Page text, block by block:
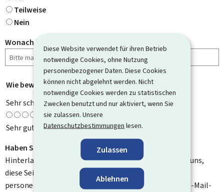
Diese Website verwendet für ihren Betrieb
notwendige Cookies, ohne Nutzung
personenbezogener Daten. Diese Cookies
können nicht abgelehnt werden. Nicht
notwendige Cookies werden zu statistischen
Zwecken benutzt und nur aktiviert, wenn Sie
sie zulassen. Unsere
Datenschutzbestimmungen lesen.
Zulassen
Ablehnen
Teilweise
Nein
Wonach haben Sie gesucht?
Wie bewerten Sie diese Seite? *
Sehr schlecht
Sehr gut
Haben Sie Verbesserungsvorschläge?
Hinterlassen Sie uns einen Kommentar und helfen Sie uns,
diese Seite zu verbessern. Bitte geben Sie keine
personenbezogenen Daten an, wie zum Beispiel Ihre E-Mail-